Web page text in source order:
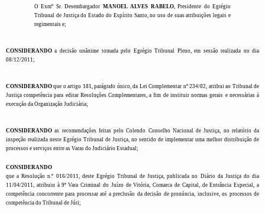
O Exmº Sr. Desembargador MANOEL ALVES RABELO, Presidente do Egrégio
Tribunal de Justiça do Estado do Espírito Santo, no uso de suas atribuições legais e
regimentais e;
CONSIDERANDOa decisão unânime tomada pelo Egrégio Tribunal Pleno, em sessão realizada no dia
08/12/2011;
CONSIDERANDO que o artigo 181, parágrafo único, da Lei Complementar nº 234/02, atribui ao Tribunal de
Justiça competência para editar Resoluções Complementares, a fim de instituir normas gerais e necessárias à
execução da Organização Judiciária;
CONSIDERANDO as recomendações feitas pelo Colendo Conselho Nacional de Justiça, no relatório da
inspeção realizada neste Egrégio Tribunal de Justiça, no sentido de implementar uma melhor distribuição de
processos e serviços entre as Varas do Judiciário Estadual;
CONSIDERANDO
que a Resolução n.º 016/2011, deste Egrégio Tribunal de Justiça, publicada no Diário da Justiça do dia
11/04/2011, atribuiu à 9ª Vara Criminal do Juízo de Vitória, Comarca de Capital, de Entrância Especial, a
competência concorrente para processar até a preclusão da decisão de pronúncia, inclusive, os processos de
competência do Tribunal de Júri;